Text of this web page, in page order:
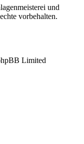
und
vorbehalten.
Limited